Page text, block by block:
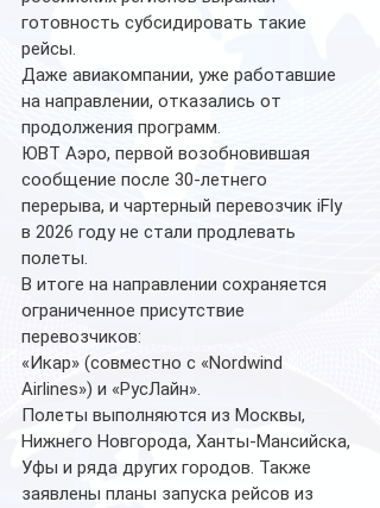
готовность субсидировать такие
рейсы.
Даже авиакомпании, уже работавшие
на направлении, отказались от
продолжения программ.
ЮВТ Аэро, первой возобновившая
сообщение после 30-летнего
перерыва, и чартерный перевозчик iFly
в 2026 году не стали продлевать
полеты.
В итоге на направлении сохраняется
ограниченное присутствие
перевозчиков:
«Икар» (совместно с «Nordwind
Airlines») и «РусЛайн».
Полеты выполняются из Москвы,
Нижнего Новгорода, Ханты-Мансийска,
Уфы и ряда других городов. Также
заявлены планы запуска рейсов из